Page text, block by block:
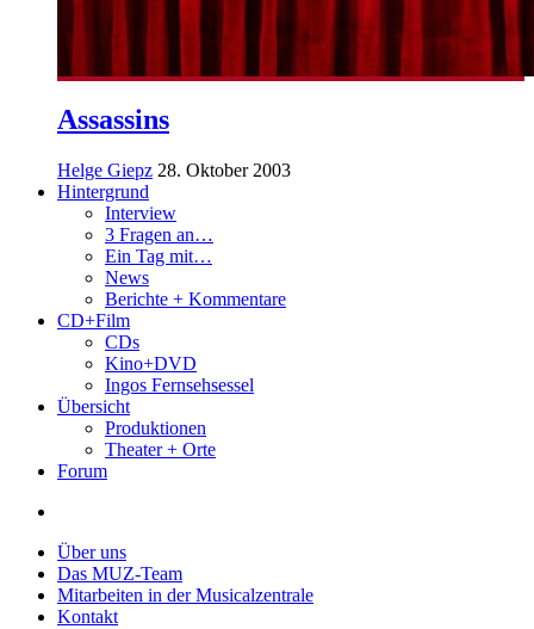
Assassins
Helge Giepz 28. Oktober 2003
Hintergrund
Interview
3 Fragen an…
Ein Tag mit…
News
Berichte + Kommentare
CD+Film
CDs
Kino+DVD
Ingos Fernsehsessel
Übersicht
Produktionen
Theater + Orte
Forum
Über uns
Das MUZ-Team
Mitarbeiten in der Musicalzentrale
Kontakt